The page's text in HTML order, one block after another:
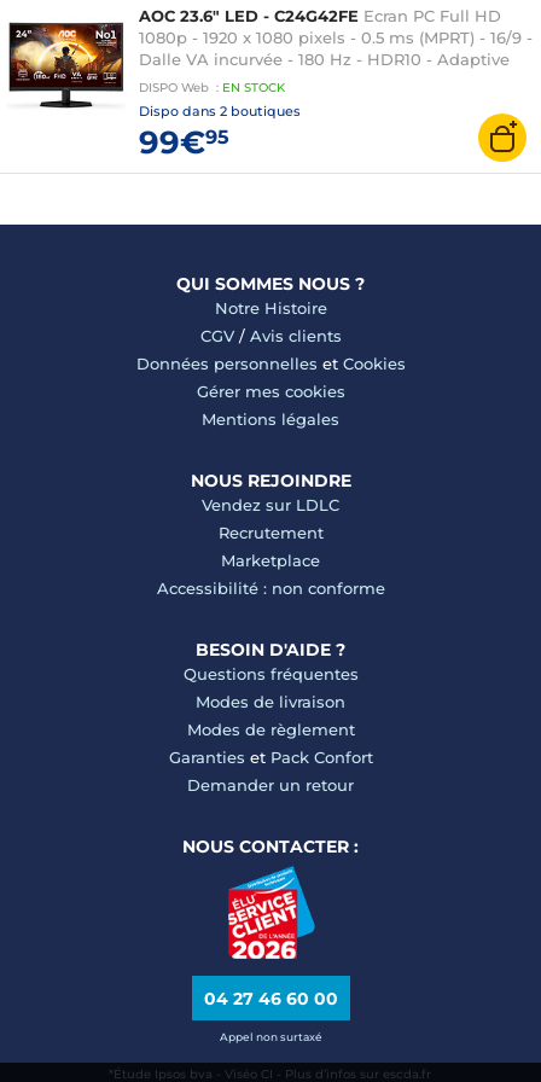
AOC 23.6" LED - C24G42FE Ecran PC Full HD
1080p - 1920 x 1080 pixels - 0.5 ms (MPRT) - 16/9 -
Dalle VA incurvée - 180 Hz - HDR10 - Adaptive
Sync - DisplayPort/HDMI - Noir
DISPO Web : EN STOCK
Dispo dans 2 boutiques
99€95
QUI SOMMES NOUS ?
Notre Histoire
CGV/ Avis clients
Données personnelles et Cookies
Gérer mes cookies
Mentions légales
NOUS REJOINDRE
Vendez sur LDLC
Recrutement
Marketplace
Accessibilité : non conforme
BESOIN D'AIDE ?
Questions fréquentes
Modes de livraison
Modes de règlement
Garanties et Pack Confort
Demander un retour
NOUS CONTACTER :
04 27 46 60 00
Appel non surtaxé
*Étude Ipsos bva - Viséo CI - Plus d’infos sur escda.fr